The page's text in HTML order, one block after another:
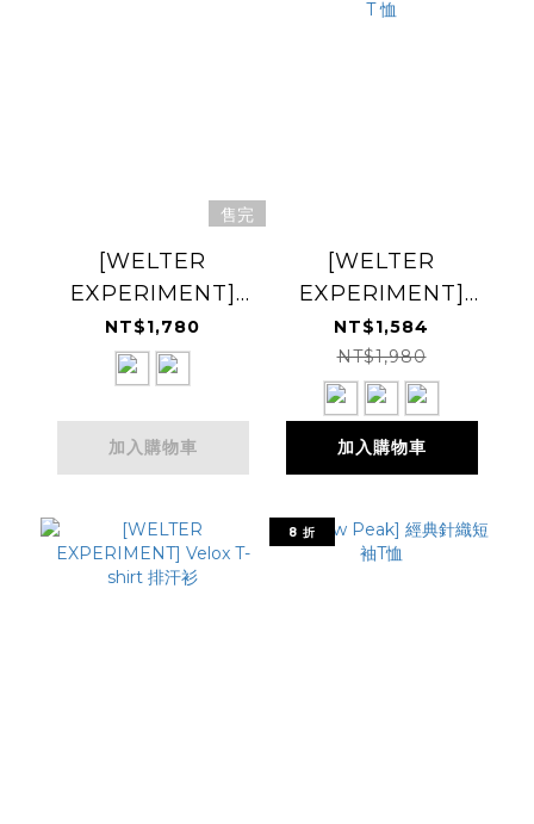
售完
[WELTER
EXPERIMENT]
Brisa Sleeveless
排汗無袖
NT$1,780
加入購物車
[WELTER
EXPERIMENT]
Nazca Vertical
Symbol T-shirt 短
袖 T 恤
NT$1,584
NT$1,980
加入購物車
8 折